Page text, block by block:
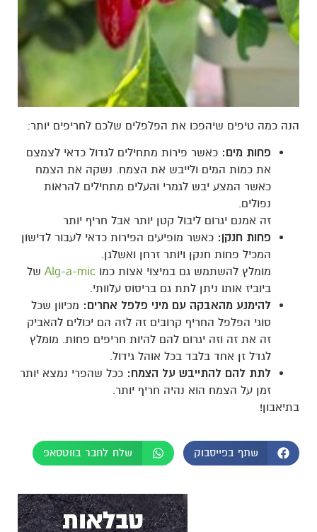
הנה כמה טיפים שיהפכו את הפלפלים שלכם לחריפים יותר:
פחות מים: כאשר פירות מתחילים לגדול כדאי לצמצם
את כמות המים ולייבש את הצמח. נשקה את הצמח
כאשר המצע יבש לגמרי והעלים מתחילים להראות
נפולים.
זה אמנם יגרום ליבול קטן יותר אבל חריף יותר
פחות חנקן: כאשר מופיעים הפירות כדאי לעבור לדישון
המכיל פחות חנקן ויותר זרחן ואשלגן.
מומלץ להשתמש גם במיצוי אצות כמו Alg-a-mic של
ביוביז אותו ניתן לתת גם בריסוס עלוותי.
להימנע מהאבקה עם מיני פלפל אחרים: מכיוון שכל
סוגי הפלפל החריף קרובים זה לזה הם יכולים להאביק
זה את זה וזה יגרום להם להיות חריפים פחות. מומלץ
לגדל זן אחד בלבד בכל אוהל גידול.
לתת להם להתייבש על הצמח: ככל שהפרי נמצא יותר
זמן על הצמח הוא נהיה חריף יותר.
בתיאבון!
שתף בפייסבוק שלח לחבר בווטסאפ